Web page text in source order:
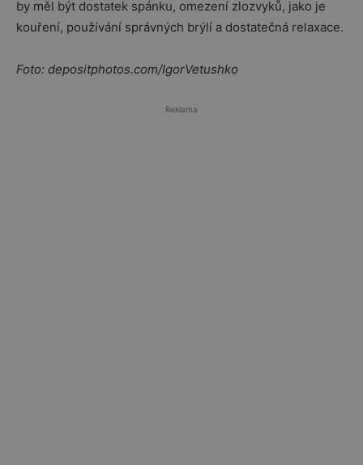
by měl být dostatek spánku, omezení zlozvyků, jako je
kouření, používání správných brýlí a dostatečná relaxace.
Foto: depositphotos.com/IgorVetushko
Reklama